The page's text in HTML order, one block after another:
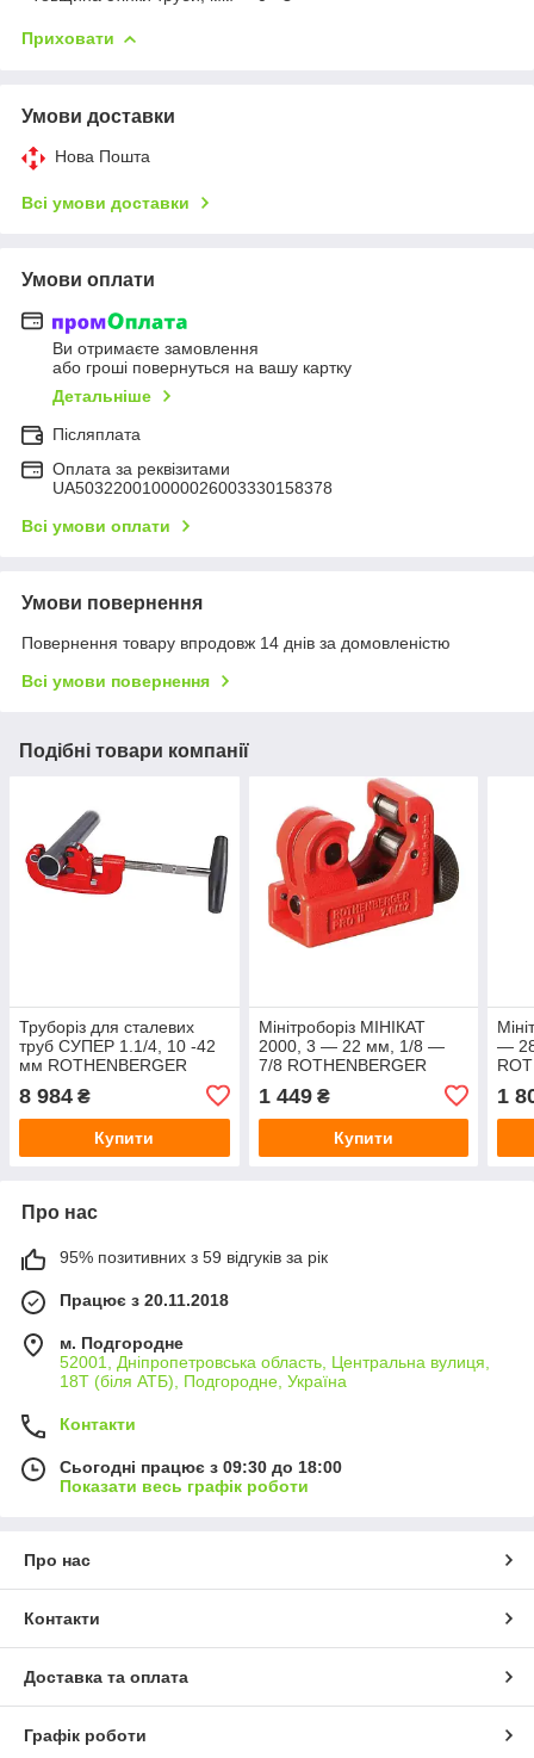
Приховати
Умови доставки
Нова Пошта
Всі умови доставки
Умови оплати
Ви отримаєте замовлення
або гроші повернуться на вашу картку
Детальніше
Післяплата
Оплата за реквізитами
UA503220010000026003330158378
Всі умови оплати
Умови повернення
Повернення товару впродовж 14 днів за домовленістю
Всі умови повернення
Подібні товари компанії
Труборіз для сталевих
труб СУПЕР 1.1/4, 10 -42
мм ROTHENBERGER
8 984 ₴
Купити
Мінітроборіз МІНІКАТ
2000, 3 — 22 мм, 1/8 —
7/8 ROTHENBERGER
1 449₴
Купити
—
1
Про нас
95% позитивних з 59 відгуків за рік
Працює з 20.11.2018
м. Подгородне
52001, Дніпропетровська область, Центральна вулиця,
18Т (біля АТБ), Подгородне, Україна
Контакти
Сьогодні працює з 09:30 до 18:00
Показати весь графік роботи
Про нас
Контакти
Доставка та оплата
Графік роботи